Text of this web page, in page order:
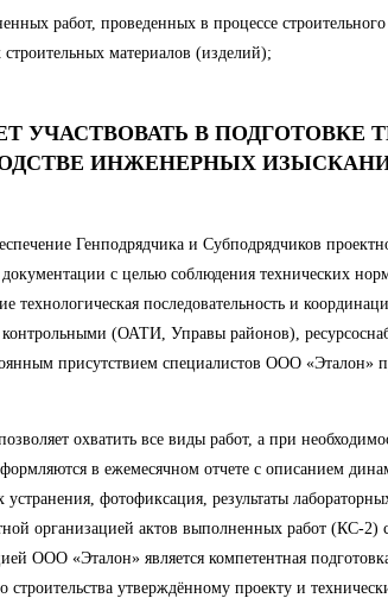
работ, проведенных в процессе строительного
материалов (изделий);
УЧАСТВОВАТЬ В ПОДГОТОВКЕ
ИНЖЕНЕРНЫХ
Генподрядчика и Субподрядчиков
с целью соблюдения технических
технологическая последовательность и
(ОАТИ, Управы районов),
присутствием специалистов ООО «Эталон»
охватить все виды работ, а при
в ежемесячном отчете с описанием
фотофиксация, результаты
организацией актов выполненных работ (КС-2)
ООО «Эталон» является компетентная
строительства утверждённому проекту и